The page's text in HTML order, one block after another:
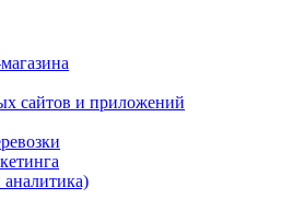
сайтов и приложений